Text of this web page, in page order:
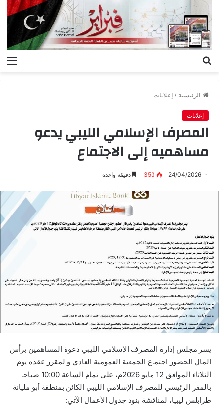
الرئيسية / إعلانات
إعلانات
المصرف الإسلامي الليبي يدعو
مساهميه إلى الاجتماع
24/04/2026
353 دقيقة واحدة
يسر مجلس إدارة المصرف الإسلامي الليبي دعوة المساهمين برأس
المال الحضور اجتماع الجمعية العمومية العادي والمقرر عقده يوم
الثلاثاء الموافق 12 مايو 2026م، على تمام الساعة 10:00 صباحا
بالمقر الرئيسي للمصرف الإسلامي الليبي الكائن بمنطقة أبو مليانة
طرابلس ليبيا، لمناقشة بنود جدول الأعمال الآتي: